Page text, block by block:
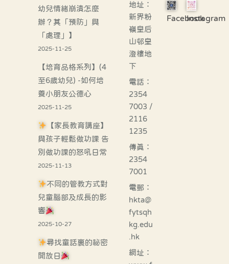
幼兒情緒崩潰怎麼
辦？其「預防」與
「處理」】
2025-11-25
【培育品格系列】(4
至6歲幼兒) -如何培
養小朋友公德心
2025-11-25
【家長教育講座】
與孩子輕鬆做功課 告
別做功課的怒吼日常
2025-11-13
不同的管教方式對
兒童腦部及成長的影
響
2025-10-27
尋找童話裏的祕密
開放日
地址：
新界粉
嶺皇后
山邨皇
澄樓地
下
電話：
2354
7003 /
2116
1235
傳真：
2354
7001
電郵：
hkta@
fytsqh
kg.edu
.hk
網址：
FacebookInstagram